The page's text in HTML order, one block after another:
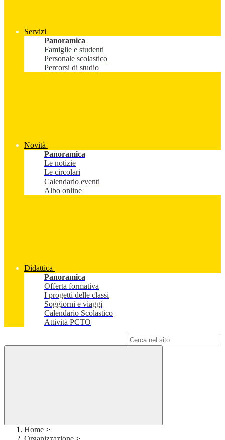
Servizi
Panoramica
Famiglie e studenti
Personale scolastico
Percorsi di studio
Novità
Panoramica
Le notizie
Le circolari
Calendario eventi
Albo online
Didattica
Panoramica
Offerta formativa
I progetti delle classi
Soggiorni e viaggi
Calendario Scolastico
Attività PCTO
Home >